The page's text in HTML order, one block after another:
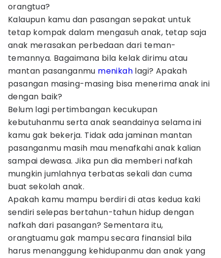
orangtua?
Kalaupun kamu dan pasangan sepakat untuk
tetap kompak dalam mengasuh anak, tetap saja
anak merasakan perbedaan dari teman-
temannya. Bagaimana bila kelak dirimu atau
mantan pasanganmu menikah lagi? Apakah
pasangan masing-masing bisa menerima anak ini
dengan baik?
Belum lagi pertimbangan kecukupan
kebutuhanmu serta anak seandainya selama ini
kamu gak bekerja. Tidak ada jaminan mantan
pasanganmu masih mau menafkahi anak kalian
sampai dewasa. Jika pun dia memberi nafkah
mungkin jumlahnya terbatas sekali dan cuma
buat sekolah anak.
Apakah kamu mampu berdiri di atas kedua kaki
sendiri selepas bertahun-tahun hidup dengan
nafkah dari pasangan? Sementara itu,
orangtuamu gak mampu secara finansial bila
harus menanggung kehidupanmu dan anak yang